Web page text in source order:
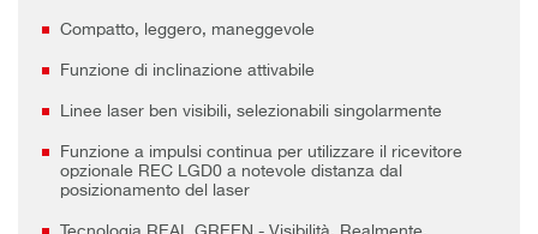
Compatto, leggero, maneggevole
Funzione di inclinazione attivabile
Linee laser ben visibili, selezionabili singolarmente
Funzione a impulsi continua per utilizzare il ricevitore
opzionale REC LGD0 a notevole distanza dal
posizionamento del laser